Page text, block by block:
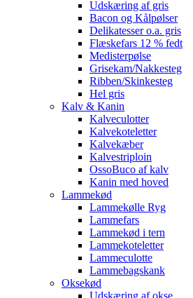
Udskæring af gris
Bacon og Kålpølser
Delikatesser o.a. gris
Flæskefars 12 % fedt
Medisterpølse
Grisekam/Nakkesteg
Ribben/Skinkesteg
Hel gris
Kalv & Kanin
Kalveculotter
Kalvekoteletter
Kalvekæber
Kalvestriploin
OssoBuco af kalv
Kanin med hoved
Lammekød
Lammekølle Ryg
Lammefars
Lammekød i tern
Lammekoteletter
Lammeculotte
Lammebagskank
Oksekød
Udskæring af okse